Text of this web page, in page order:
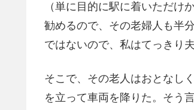
（単に目的に駅に着いただけ
勧めるので、その老婦人も半
ではないので、私はてっきり
そこで、その老人はおとなし
を立って車両を降りた。そう